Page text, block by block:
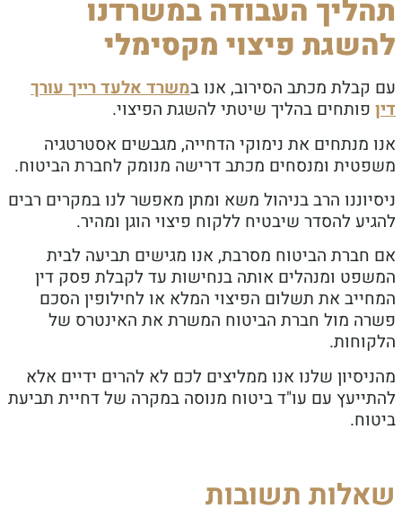
העבודה במשרדנו
פיצוי מקסימלי
מכתב הסירוב, אנו במשרד אלעד רייך עורך
בהליך שיטתי להשגת הפיצוי.
מנתחים את נימוקי הדחייה, מגבשים אסטרטגיה
ומנסחים מכתב דרישה מנומק לחברת הביטוח.
הרב בניהול משא ומתן מאפשר לנו במקרים רבים
להסדר שיבטיח ללקוח פיצוי הוגן ומהיר.
הביטוח מסרבת, אנו מגישים תביעה לבית
ומנהלים אותה בנחישות עד לקבלת פסק דין
את תשלום הפיצוי המלא או לחילופין הסכם
מול חברת הביטוח המשרת את האינטרס של
שלנו אנו ממליצים לכם לא להרים ידיים אלא
עם עו"ד ביטוח מנוסה במקרה של דחיית תביעת
תשובות